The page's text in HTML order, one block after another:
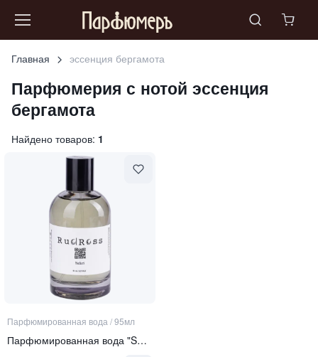
Главная эссенция бергамота
Парфюмерия с нотой эссенция
бергамота
Найдено товаров: 1
Парфюмированная вода /95мл
Парфюмированная вода "SAFARI"